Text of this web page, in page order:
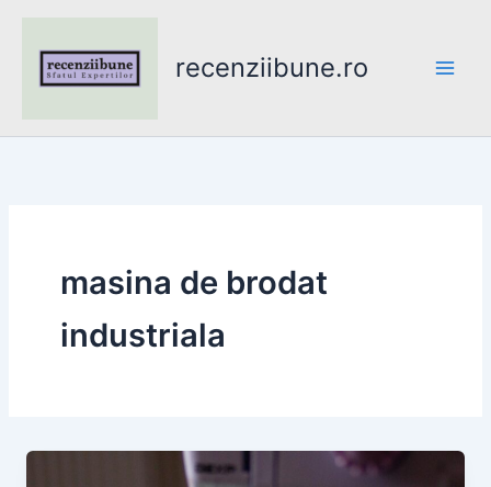
content
recenziibune.ro
masina de brodat
industriala